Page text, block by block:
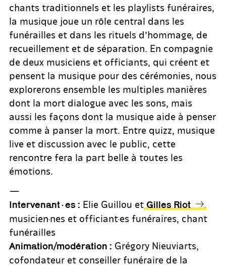
chants traditionnels et les playlists funéraires,
la musique joue un rôle central dans les
funérailles et dans les rituels d’hommage, de
recueillement et de séparation. En compagnie
de deux musiciens et officiants, qui créent et
pensent la musique pour des cérémonies, nous
explorerons ensemble les multiples manières
dont la mort dialogue avec les sons, mais
aussi les façons dont la musique aide à penser
comme à panser la mort. Entre quizz, musique
live et discussion avec le public, cette
rencontre fera la part belle à toutes les
émotions.
—
Intervenant·es : Elie Guillou et Gilles Riot
musicien·nes et officiant·es funéraires, chant
funérailles
Animation/modération : Grégory Nieuviarts,
cofondateur et conseiller funéraire de la